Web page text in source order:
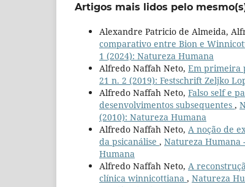
Artigos mais lidos pelo
Alexandre Patricio de Almeida,
comparativo entre Bion e
1 (2024): Natureza Humana
Alfredo Naffah Neto, Em primeira
21 n. 2 (2019): Festschrift Zeljko
Alfredo Naffah Neto, Falso self e
desenvolvimentos subsequentes ,
(2010): Natureza Humana
Alfredo Naffah Neto, A noção de
da psicanálise , Natureza Humana
Humana
Alfredo Naffah Neto, A
clínica winnicottiana , Natureza